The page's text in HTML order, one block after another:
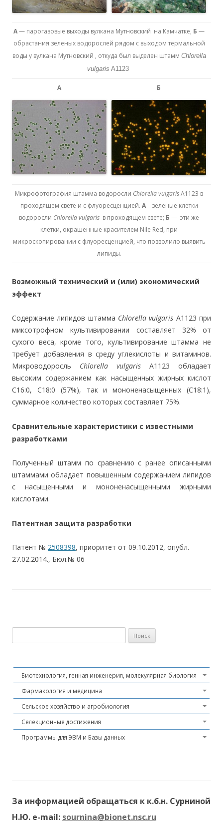
А— парогазовые выходы вулкана Мутновский на Камчатке, Б —
обрастания зеленых водорослей рядом с выходом термальной
воды у вулкана Мутновский , откуда был выделен штамм Chlorella
vulgaris А1123
А Б
Микрофотография штамма водоросли Chlorella vulgarisА1123 в
проходящем свете и с флуоресценцией. А– зеленые клетки
водоросли Chlorella vulgaris в проходящем свете; Б — эти же
клетки, окрашенные красителем Nile Red, при
микроскопировании с флуоресценцией, что позволило выявить
липиды.
Возможный технический и (или) экономический
эффект
Содержание липидов штамма Chlorella vulgaris А1123 при
миксотрофном культивировании составляет 32% от
сухого веса, кроме того, культивирование штамма не
требует добавления в среду углекислоты и витаминов.
Микроводоросль Chlorella vulgaris А1123 обладает
высоким содержанием как насыщенных жирных кислот
С16:0, С18:0 (57%), так и мононенасыщенных (С18:1),
суммарное количество которых составляет 75%.
Сравнительные характеристики с известными
разработками
Полученный штамм по сравнению с ранее описанными
штаммами обладает повышенным содержанием липидов
с насыщенными и мононенасыщенными жирными
кислотами.
Патентная защита разработки
Патент № 2508398, приоритет от 09.10.2012, опубл.
27.02.2014., Бюл.№ 06
Биотехнология, генная инженерия, молекулярная биология
Фармакология и медицина
Сельское хозяйство и агробиология
Селекционные достижения
Программы для ЭВМ и Базы данных
За информацией обращаться к к.б.н. Сурниной
Н.Ю. e-mail: sournina@bionet.nsc.ru